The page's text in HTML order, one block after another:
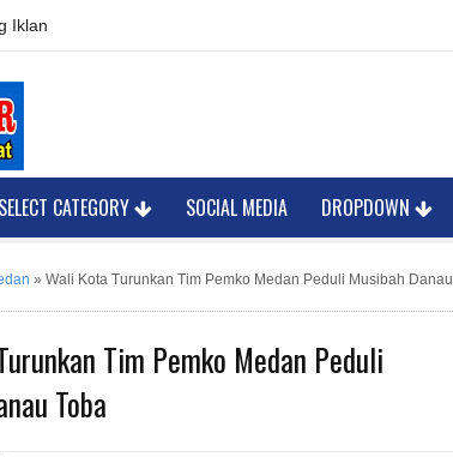
Iklan
SELECT CATEGORY SOCIAL MEDIA DROPDOWN
» Wali Kota Turunkan Tim Pemko Medan Peduli Musibah Danau
Tim Pemko Medan Peduli
Toba